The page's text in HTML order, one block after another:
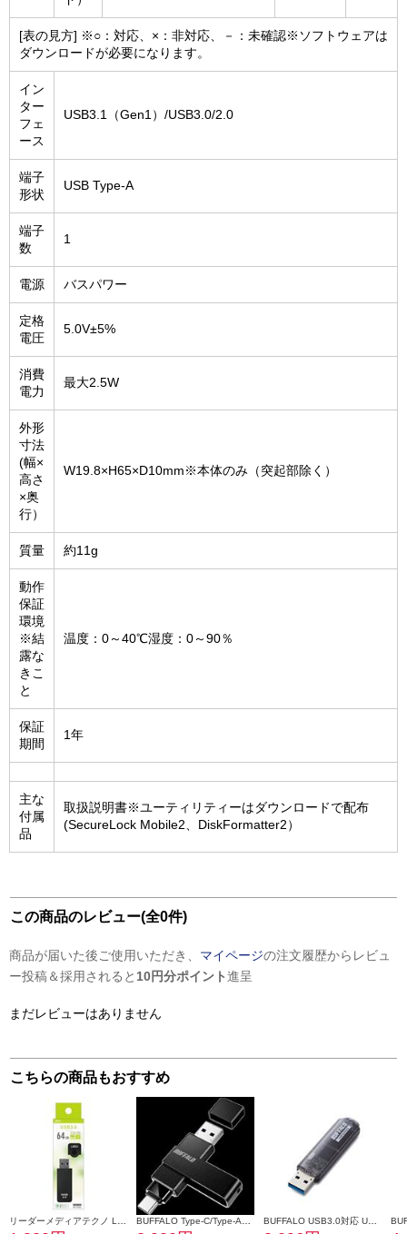
[表の見方] ※○：対応、×：非対応、－：未確認※ソフトウェアは
ダウンロードが必要になります。
イン
ター
フェ
ース
USB3.1（Gen1）/USB3.0/2.0
端子
形状
USB Type-A
端子
数
1
電源 バスパワー
定格
電圧
5.0V±5%
消費
電力
最大2.5W
外形
寸法
(幅×
高さ
×奥
行）
W19.8×H65×D10mm※本体のみ（突起部除く）
質量 約11g
動作
保証
環境
※結
露な
きこ
と
温度：0～40℃湿度：0～90％
保証
期間
1年
主な
付属
品
取扱説明書※ユーティリティーはダウンロードで配布
(SecureLock Mobile2、DiskFormatter2）
この商品のレビュー(全0件)
商品が届いた後ご使用いただき、 マイページの注文履歴からレビュ
ー投稿＆採用されると 10円分ポイント進呈
まだレビューはありません
こちらの商品もおすすめ